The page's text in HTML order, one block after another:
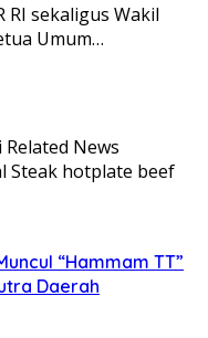
RI sekaligus Wakil
Umum…
News
Steak hotplate beef
“Hammam TT”
Daerah